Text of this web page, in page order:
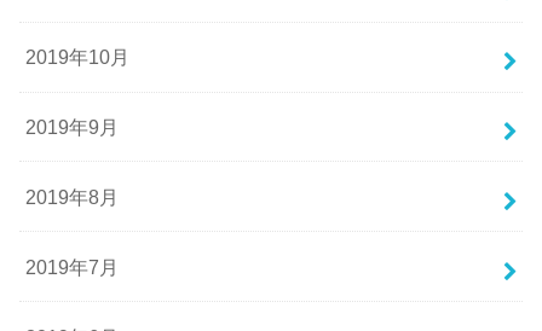
2019年10月
2019年9月
2019年8月
2019年7月